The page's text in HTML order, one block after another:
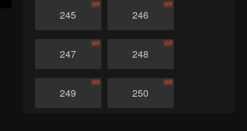
245
VIP
246
VIP
247
VIP
248
VIP
249
VIP
250
VIP